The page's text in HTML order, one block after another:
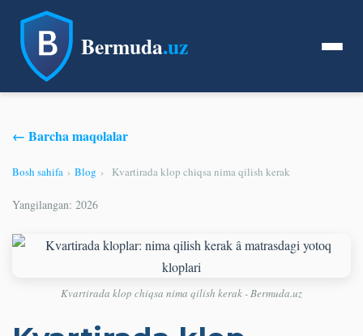
Bermuda.uz
← Barcha maqolalar
Bosh sahifa › Blog › Kvartirada klop chiqsa nima qilish kerak
Yangilangan: 2026
Kvartirada klop chiqsa nima qilish kerak - Bermuda.uz